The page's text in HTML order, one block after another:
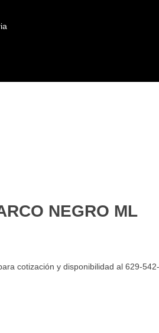
NEGRO ML
cotización y disponibilidad al 629-